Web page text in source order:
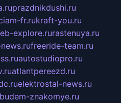
prazdnikdushi.ru
fr.rukraft-you.ru
explore.rurastenuya.ru
freeride-team.ru
autostudiopro.ru
atlantpereezd.ru
elektrostal-news.ru
budem-znakomye.ru